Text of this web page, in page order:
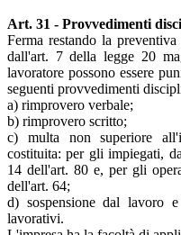
Art. 31 - Provvedimenti
Ferma restando la
dall'art. 7 della legge 20
lavoratore possono essere
seguenti provvedimenti
a) rimprovero verbale;
b) rimprovero scritto;
c) multa non superiore
costituita: per gli impiegati,
14 dell'art. 80 e, per gli
dell'art. 64;
d) sospensione dal lavoro
lavorativi.